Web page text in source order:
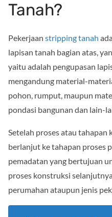
Tanah?
Pekerjaan stripping tanah
lapisan tanah bagian atas,
yaitu adalah pengupasan
mengandung material-
pohon, rumput, maupun
pondasi bangunan dan lain-
Setelah proses atau tahapan
berlanjut ke tahapan proses
pemadatan yang bertujuan
proses konstruksi
perumahan ataupun jenis